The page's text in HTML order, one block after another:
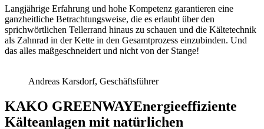
Langjährige Erfahrung und hohe Kompetenz garantieren eine
ganzheitliche Betrachtungsweise, die es erlaubt über den
sprichwörtlichen Tellerrand hinaus zu schauen und die Kältetechnik
als Zahnrad in der Kette in den Gesamtprozess einzubinden. Und
das alles maßgeschneidert und nicht von der Stange!
Andreas Karsdorf, Geschäftsführer
KAKO GREENWAYEnergieeffiziente
Kälteanlagen mit natürlichen